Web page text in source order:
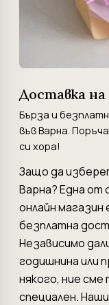
Доставка на
Бърза и
във Варна.
си хора!
Защо да
Варна? Една от
онлайн
безплатна
Независимо
годишнина или
някого, ние
специален.